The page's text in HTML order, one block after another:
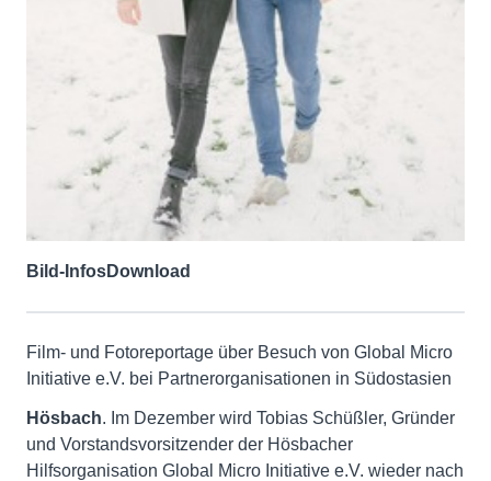
Bild-InfosDownload
Film- und Fotoreportage über Besuch von Global Micro
Initiative e.V. bei Partnerorganisationen in Südostasien
Hösbach. Im Dezember wird Tobias Schüßler, Gründer
und Vorstandsvorsitzender der Hösbacher
Hilfsorganisation Global Micro Initiative e.V. wieder nach